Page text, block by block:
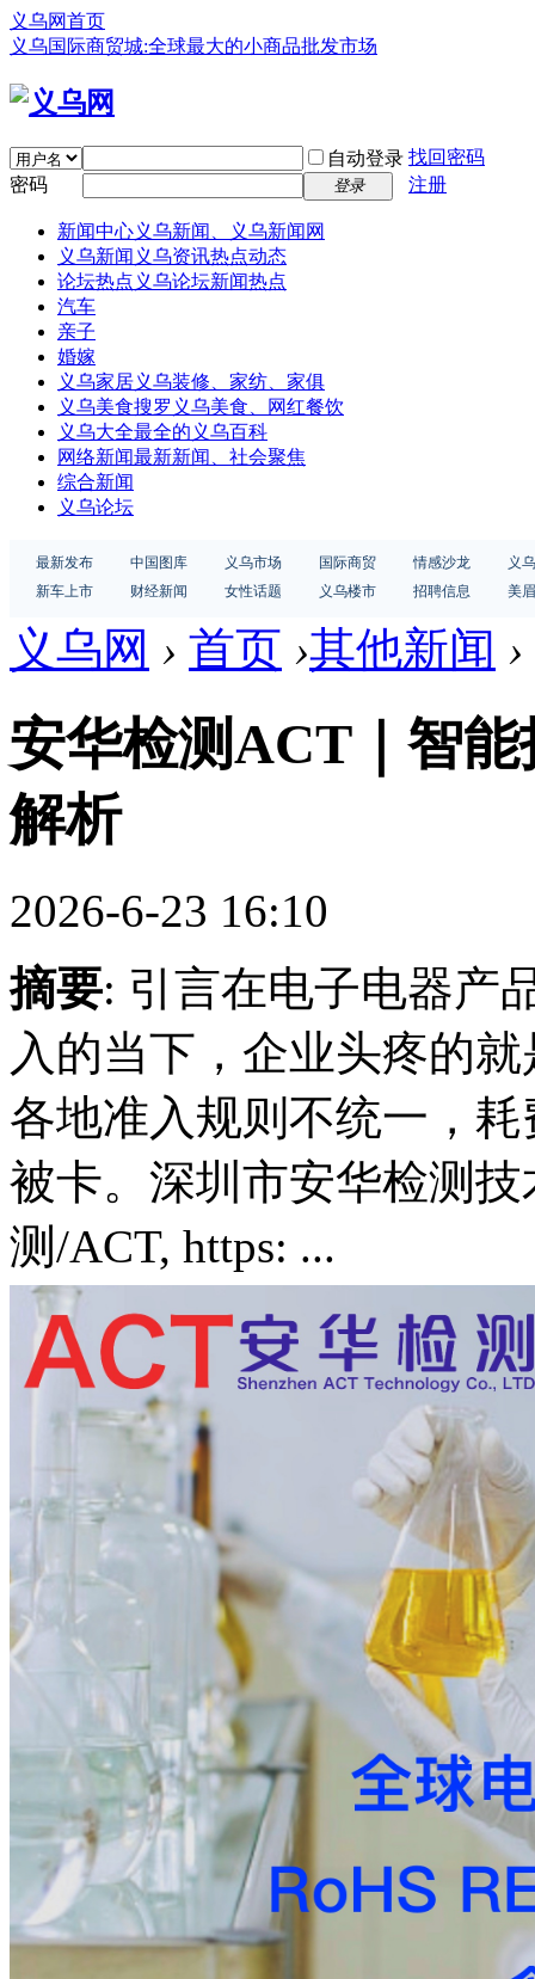
义乌网首页
义乌国际商贸城:全球最大的小商品批发市场
自动登录 找回密码
密码
登录 注册
新闻中心义乌新闻、义乌新闻网
义乌新闻 义乌资讯热点动态
论坛热点 义乌论坛新闻热点
汽车
亲子
婚嫁
义乌家居义乌装修、家纺、家俱
义乌美食搜罗义乌美食、网红餐饮
义乌大全最全的义乌百科
网络新闻最新新闻、社会聚焦
综合新闻
义乌论坛
最新发布 中国图库 义乌市场 国际商贸 情感沙龙
义
新车上市
财经新闻 女性话题 义乌楼市 招聘信息 美
义乌网 › 首页 ›其他新闻 ›
安华检测ACT｜智
解析
2026-6-23 16:10
摘要: 引言在电子电器产
入的当下，企业头疼的
各地准入规则不统一，
被卡。深圳市安华检测
测/ACT, https: ...